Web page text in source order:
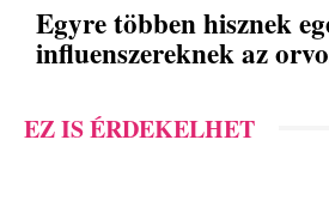
Egyre többen hisznek
influenszereknek az
EZ IS ÉRDEKELHET